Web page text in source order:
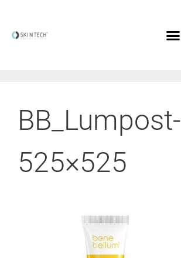
BB_Lumpost-
525×525